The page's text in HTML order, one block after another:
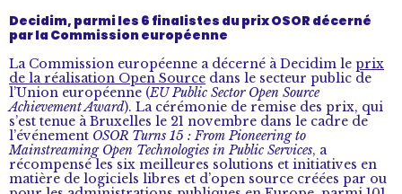
Decidim, parmi les 6 finalistes du prix OSOR décerné
par la Commission européenne
La Commission européenne a décerné à Decidim le prix
de la réalisation Open Source dans le secteur public de
l’Union européenne (EU Public Sector Open Source
Achievement Award). La cérémonie de remise des prix, qui
s’est tenue à Bruxelles le 21 novembre dans le cadre de
l’événement OSOR Turns 15 : From Pioneering to
Mainstreaming Open Technologies in Public Services, a
récompensé les six meilleures solutions et initiatives en
matière de logiciels libres et d’open source créées par ou